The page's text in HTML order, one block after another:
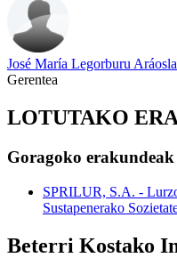
José María Legorburu Aráosla
Gerentea
LOTUTAKO
Goragoko erakundeak
SPRILUR, S.A. -
Sustapenerako
Beterri Kostako